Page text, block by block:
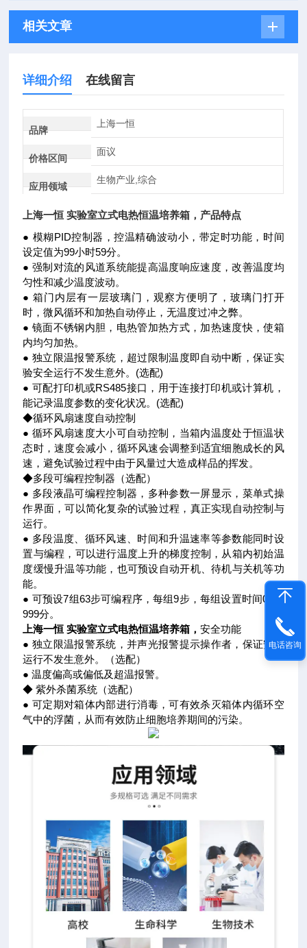
相关文章
详细介绍 在线留言
品牌
上海一恒
价格区间
面议
应用领域
生物产业,综合
上海一恒 实验室立式电热恒温培养箱 ，产品特点
● 模糊PID控制器，控温精确波动小，带定时功能，时间
设定值为99小时59分。
● 强制对流的风道系统能提高温度响应速度，改善温度均
匀性和减少温度波动。
● 箱门内层有一层玻璃门，观察方便明了，玻璃门打开
时，微风循环和加热自动停止，无温度过冲之弊。
● 镜面不锈钢内胆，电热管加热方式，加热速度快，使箱
内均匀加热。
● 独立限温报警系统，超过限制温度即自动中断，保证实
验安全运行不发生意外。(选配)
● 可配打印机或RS485接口，用于连接打印机或计算机，
能记录温度参数的变化状况。(选配)
◆循环风扇速度自动控制
● 循环风扇速度大小可自动控制，当箱内温度处于恒温状
态时，速度会减小，循环风速会调整到适宜细胞成长的风
速，避免试验过程中由于风量过大造成样品的挥发。
◆多段可编程控制器（选配）
● 多段液晶可编程控制器，多种参数一屏显示，菜单式操
作界面，可以简化复杂的试验过程，真正实现自动控制与
运行。
● 多段温度、循环风速、时间和升温速率等参数能同时设
置与编程，可以进行温度上升的梯度控制，从箱内初始温
度缓慢升温等功能，也可预设自动开机、待机与关机等功
能。
● 可预设7组63步可编程序，每组9步，每组设置时间0～5
999分。
上海一恒 实验室立式电热恒温培养箱 ，安全功能
● 独立限温报警系统，并声光报警提示操作者，保证安全
运行不发生意外。（选配）
● 温度偏高或偏低及超温报警。
◆ 紫外杀菌系统（选配）
● 可定期对箱体内部进行消毒，可有效杀灭箱体内循环空
气中的浮菌，从而有效防止细胞培养期间的污染。
电话咨询